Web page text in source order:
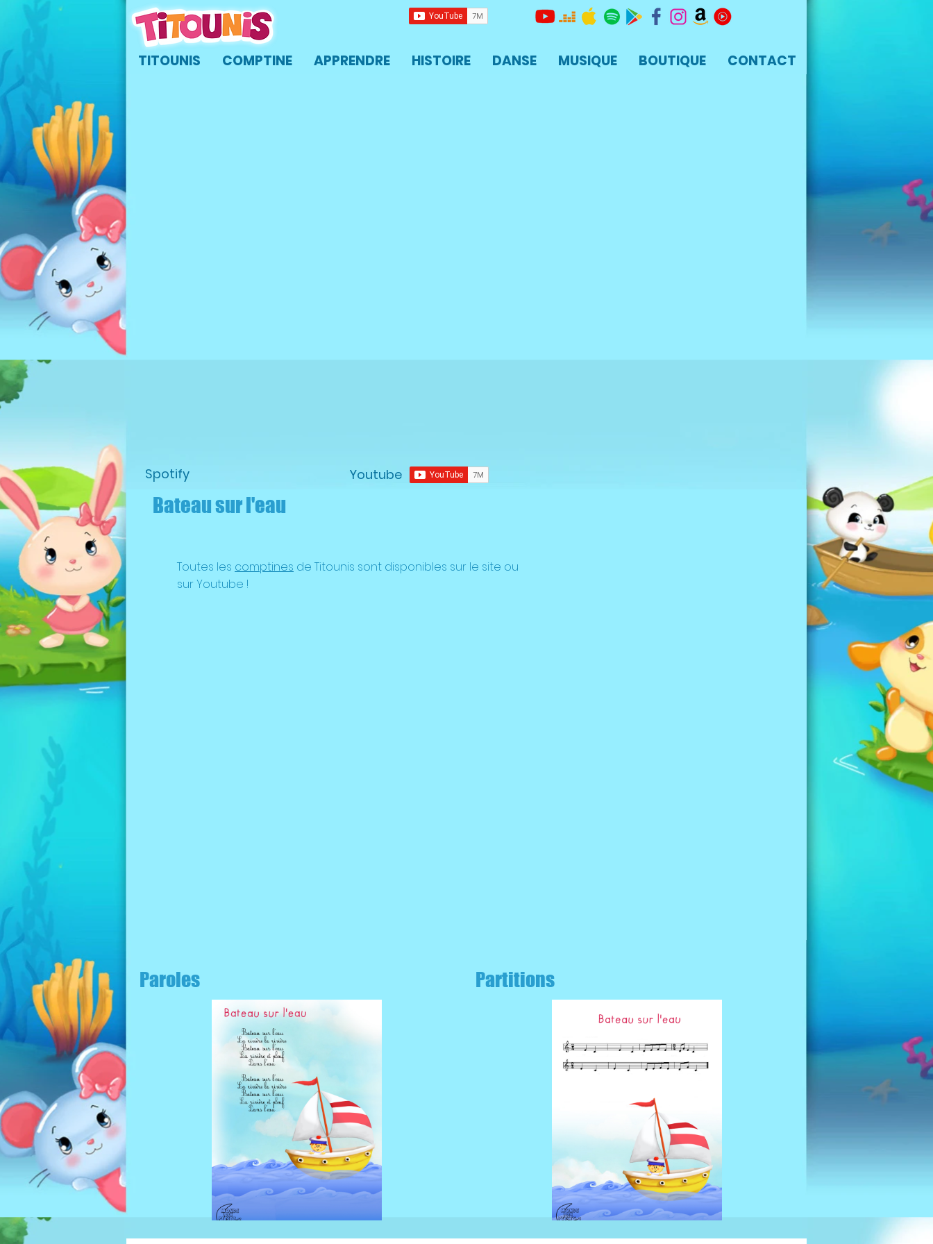
TITOUNIS COMPTINE APPRENDRE HISTOIRE DANSE MUSIQUE BOUTIQUE CONTACT
Spotify Youtube
Bateau sur l'eau
Toutes les comptines de Titounis sont disponibles sur le site ou
sur Youtube !
Paroles Partitions